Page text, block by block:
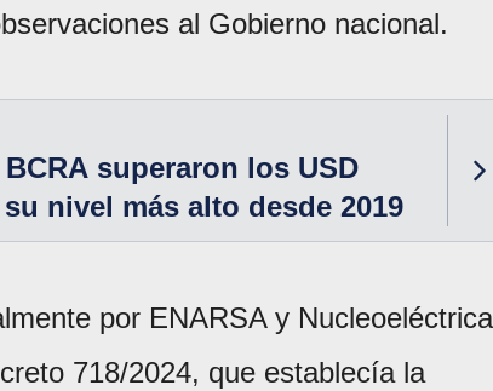
al Gobierno nacional.
superaron los USD
nivel más alto desde 2019
por ENARSA y Nucleoeléctrica
718/2024, que establecía la